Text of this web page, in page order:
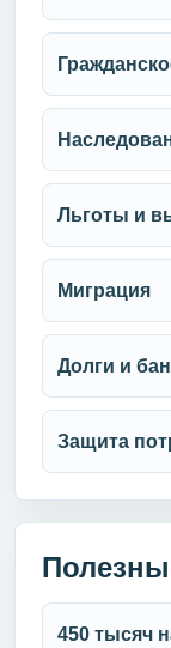
Льготы и
Миграция
Долги и
Защита
450 тысяч